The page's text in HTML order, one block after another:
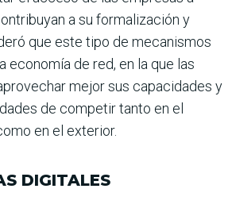
a su forma­lización y
que este tipo de meca­nismos
economía de red, en la que las
mejor sus capacidades y
de competir tanto en el
en el exterior.
DIGITALES